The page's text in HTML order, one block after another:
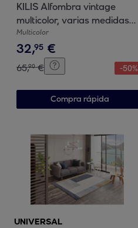
KILIS Alfombra vintage
multicolor, varias medidas
disponibles.
Multicolor
32,95 €
65,90 € -50%
Compra rápida
UNIVERSAL